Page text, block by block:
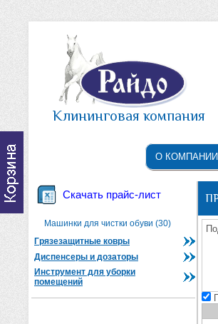
Клининговая компания
О КОМПАНИИ
Скачать прайс-лист
Машинки для чистки обуви (30)
Грязезащитные ковры
Диспенсеры и дозаторы
Инструмент для уборки
помещений